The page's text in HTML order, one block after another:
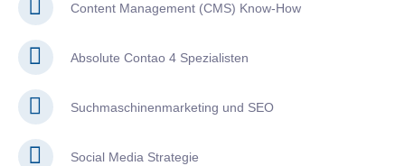
Content Management (CMS) Know-How
Absolute Contao 4 Spezialisten
Suchmaschinenmarketing und SEO
Social Media Strategie